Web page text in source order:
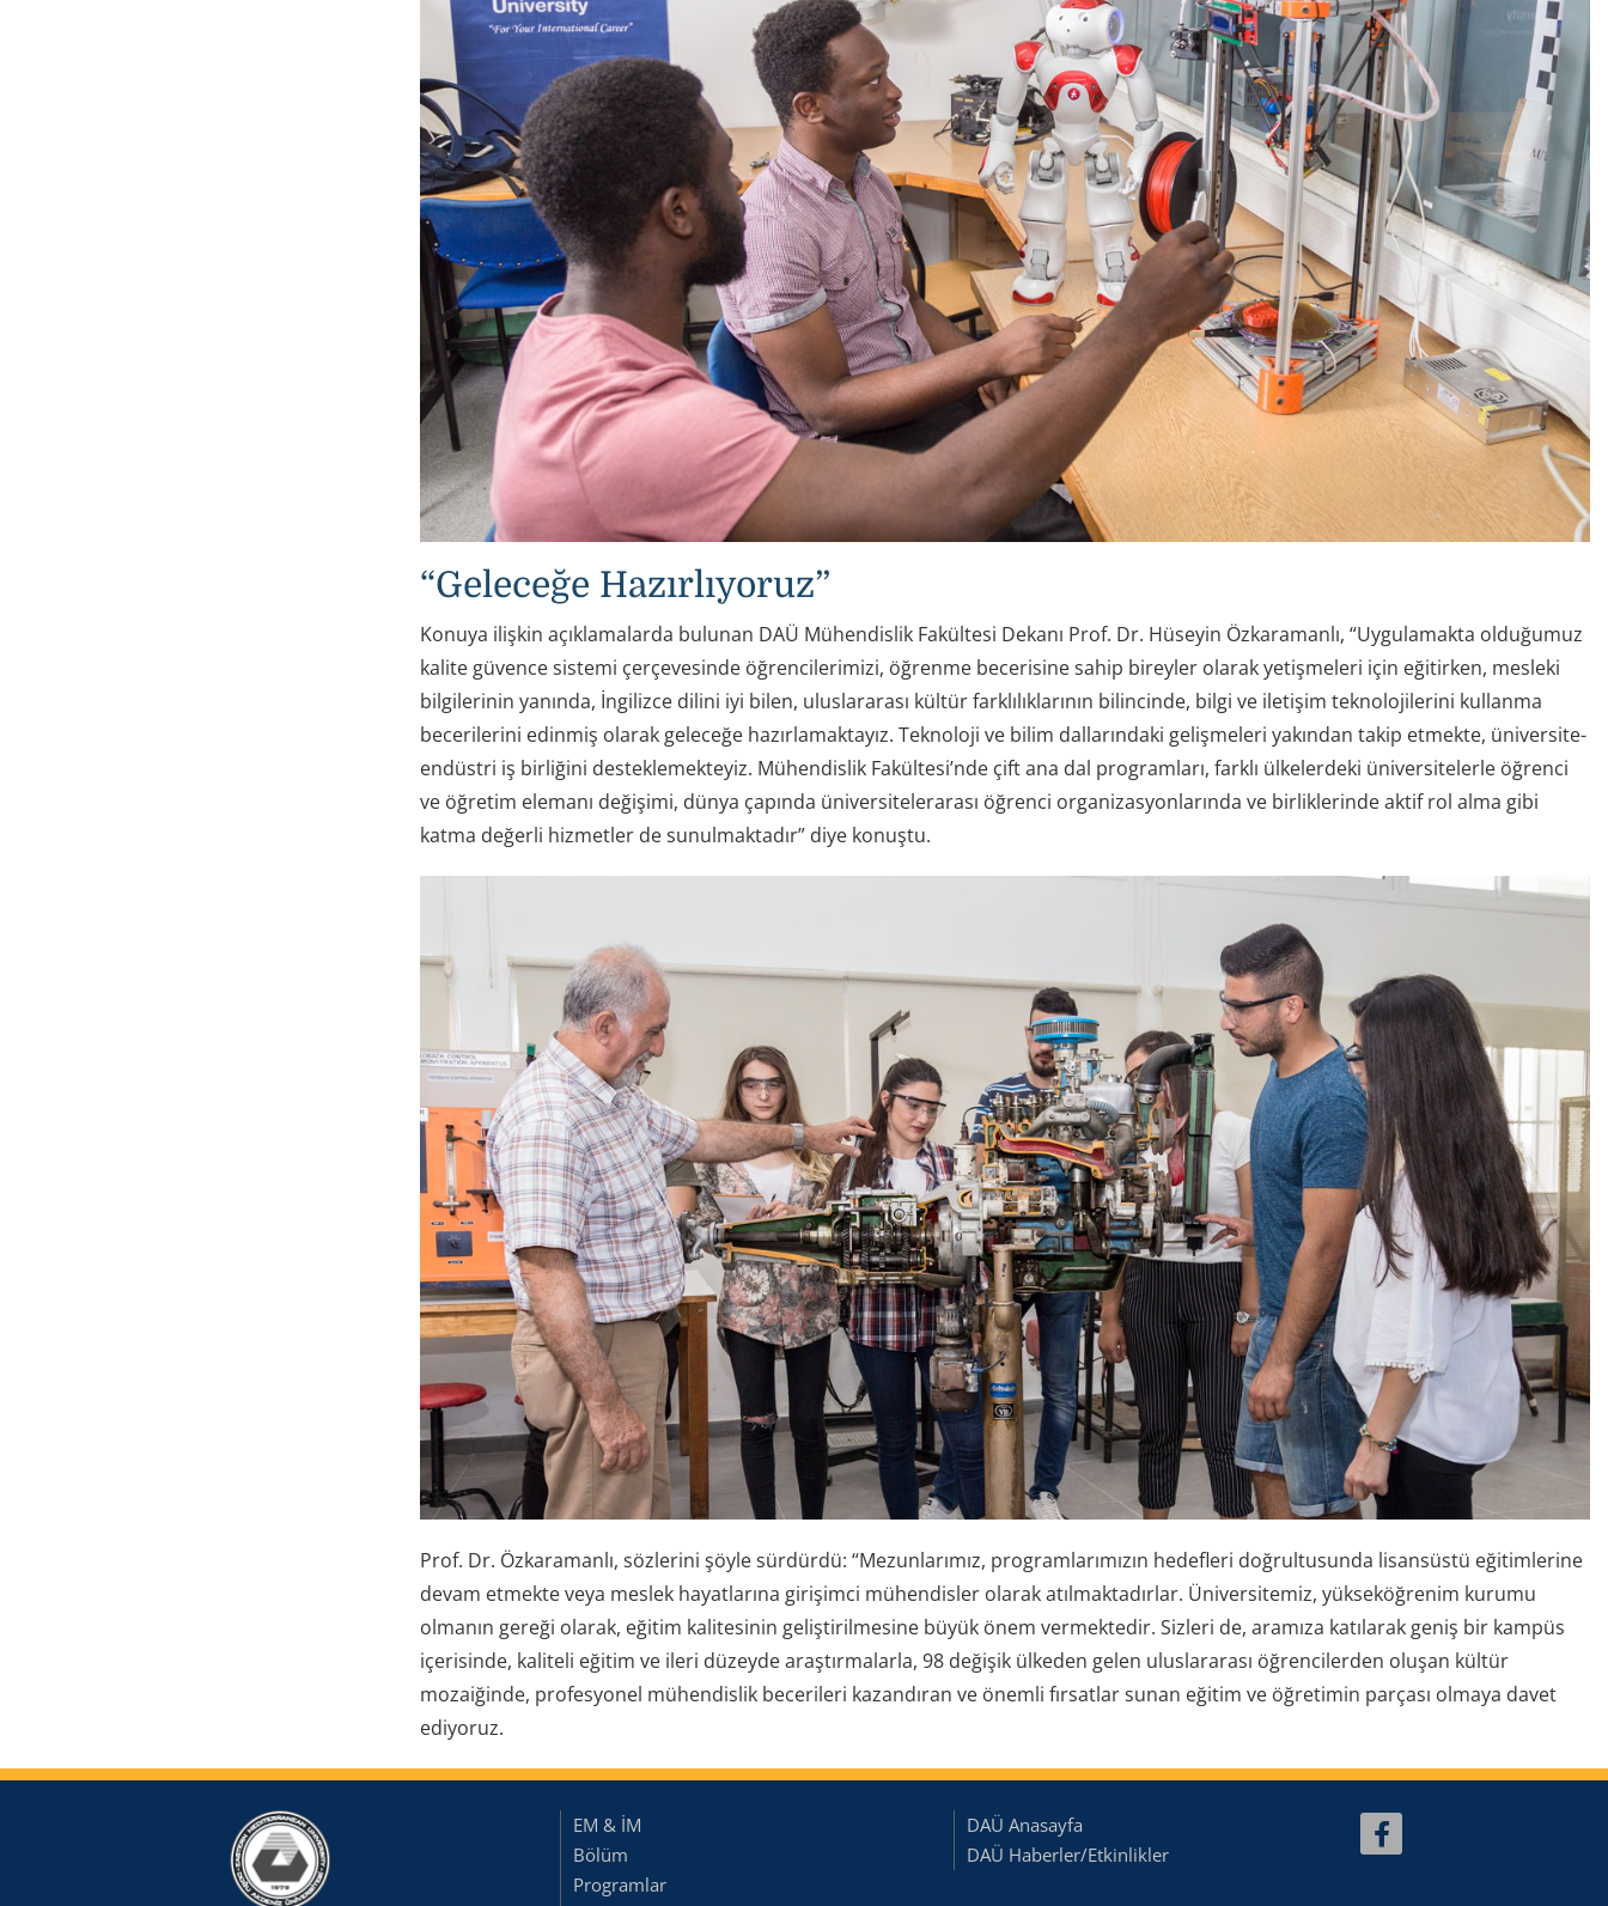
“Geleceğe Hazırlıyoruz”
Konuya ilişkin açıklamalarda bulunan DAÜ Mühendislik Fakültesi Dekanı Prof. Dr. Hüseyin Özkaramanlı, “Uygulamakta olduğumuz
kalite güvence sistemi çerçevesinde öğrencilerimizi, öğrenme becerisine sahip bireyler olarak yetişmeleri için eğitirken, mesleki
bilgilerinin yanında, İngilizce dilini iyi bilen, uluslararası kültür farklılıklarının bilincinde, bilgi ve iletişim teknolojilerini kullanma
becerilerini edinmiş olarak geleceğe hazırlamaktayız. Teknoloji ve bilim dallarındaki gelişmeleri yakından takip etmekte, üniversite-
endüstri iş birliğini desteklemekteyiz. Mühendislik Fakültesi’nde çift ana dal programları, farklı ülkelerdeki üniversitelerle öğrenci
ve öğretim elemanı değişimi, dünya çapında üniversitelerarası öğrenci organizasyonlarında ve birliklerinde aktif rol alma gibi
katma değerli hizmetler de sunulmaktadır” diye konuştu.
Prof. Dr. Özkaramanlı, sözlerini şöyle sürdürdü: “Mezunlarımız, programlarımızın hedefleri doğrultusunda lisansüstü eğitimlerine
devam etmekte veya meslek hayatlarına girişimci mühendisler olarak atılmaktadırlar. Üniversitemiz, yükseköğrenim kurumu
olmanın gereği olarak, eğitim kalitesinin geliştirilmesine büyük önem vermektedir. Sizleri de, aramıza katılarak geniş bir kampüs
içerisinde, kaliteli eğitim ve ileri düzeyde araştırmalarla, 98 değişik ülkeden gelen uluslararası öğrencilerden oluşan kültür
mozaiğinde, profesyonel mühendislik becerileri kazandıran ve önemli fırsatlar sunan eğitim ve öğretimin parçası olmaya davet
ediyoruz.
EM & İM
Bölüm
Programlar
DAÜ Anasayfa
DAÜ Haberler/Etkinlikler